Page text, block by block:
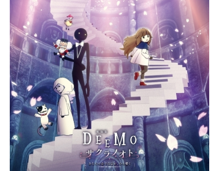
ト。ポケモンを毛嫌いする変わり者
のおばあさん、ヒスイ。森の中で一
人佇む謎の少女、ラルゴ。偶然、風
祭りに参加していたサトシとピカチ
ュウは、５人の仲間たちと出会う。
それぞれが悩みを抱え、パートナー
のポケモンと一歩を踏み出せない
中、みんなが出会うことで、運命の
歯車が動き出す……。ルギアとの約
束は守られるのか？ そして幻のポ
ケモン・イナズマの正体とは？？
今、人とポケモン、みんなの絆が奇
跡を起こす――。作品名劇場版ポケ
ットモンスターみんなの物語放送形
態劇場版アニメシリーズポケットモ
ンスタースケジュール2018年7月13